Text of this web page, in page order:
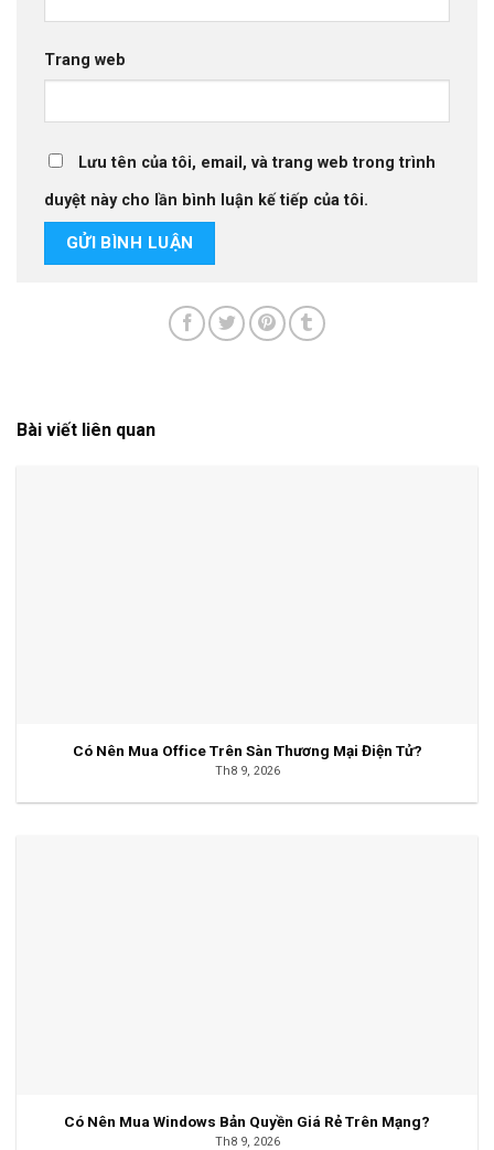
Trang web
Lưu tên của tôi, email, và trang web trong trình
duyệt này cho lần bình luận kế tiếp của tôi.
Bài viết liên quan
Có Nên Mua Office Trên Sàn Thương Mại Điện Tử?
Th8 9, 2026
Có Nên Mua Windows Bản Quyền Giá Rẻ Trên Mạng?
Th8 9, 2026